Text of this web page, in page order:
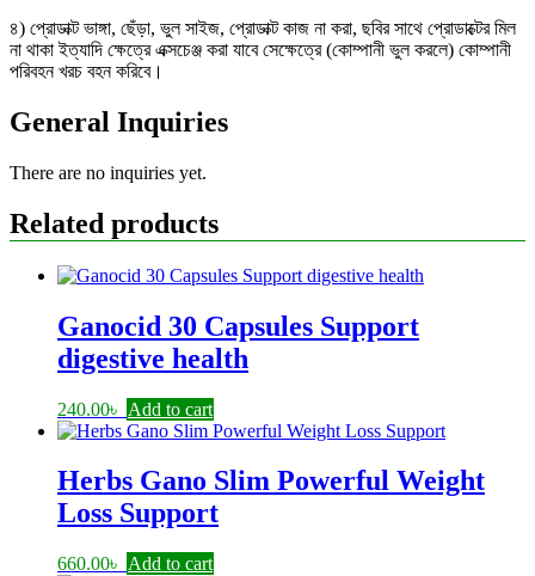
৪) প্রোডাক্ট ভাঙ্গা, ছেঁড়া, ভুল সাইজ, প্রোডাক্ট কাজ না করা, ছবির সাথে প্রোডাক্টের মিল
না থাকা ইত্যাদি ক্ষেত্রে এক্সচেঞ্জ করা যাবে সেক্ষেত্রে (কোম্পানী ভুল করলে) কোম্পানী
পরিবহন খরচ বহন করিবে।
General Inquiries
There are no inquiries yet.
Related products
Ganocid 30 Capsules Support
digestive health
240.00৳ Add to cart
Herbs Gano Slim Powerful Weight
Loss Support
660.00৳ Add to cart